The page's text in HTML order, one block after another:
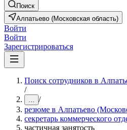
Поиск
Алпатьево (Московская область)
Войти
Войти
Зарегистрироваться
Поиск сотрудников в
/
... /
резюме в Алпатьево
секретарь коммерческого
частичная занятость